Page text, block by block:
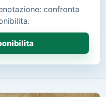
confronta